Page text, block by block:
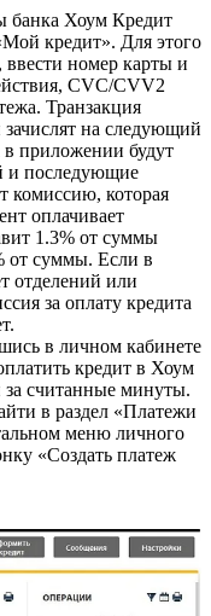
банка Хоум Кредит
кредит». Для этого
ввести номер карты и
CVC/CVV2
Транзакция
на следующий
приложении будут
и последующие
комиссию, которая
оплачивает
1.3% от суммы
от суммы. Если в
отделений или
за оплату кредита
в личном кабинете
кредит в Хоум
за считанные минуты.
в раздел «Платежи
меню личного
«Создать платеж